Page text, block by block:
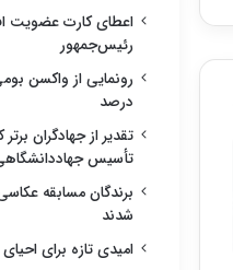
اعطای کارت عضویت
رئیس‌جمهور
درصد
تقدیر از جهادگران
تأسیس
شدند
امیدی تازه برای